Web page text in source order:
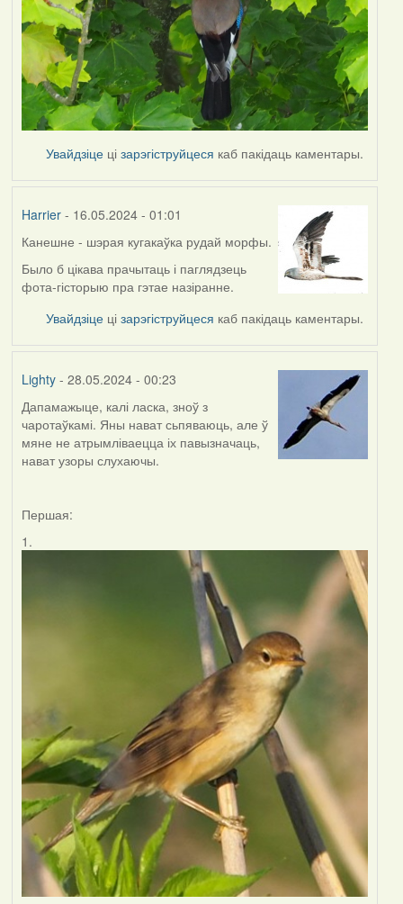
Увайдзіце цізарэгіструйцеся каб пакідаць каментары.
Harrier- 16.05.2024 - 01:01
Канешне - шэрая кугакаўка рудай морфы.
Было б цікава прачытаць і паглядзець
фота-гісторыю пра гэтае назіранне.
Увайдзіце цізарэгіструйцеся каб пакідаць каментары.
Lighty- 28.05.2024 - 00:23
Дапамажыце, калі ласка, зноў з
чаротаўкамі. Яны нават сьпяваюць, але ў
мяне не атрымліваецца іх павызначаць,
нават узоры слухаючы.
Першая:
1.